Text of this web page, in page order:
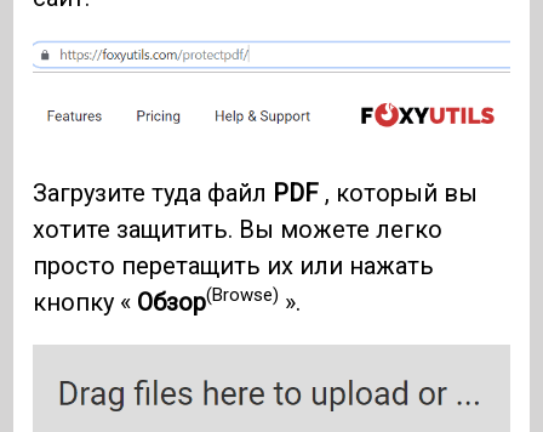
Загрузите туда файл PDF , который вы
хотите защитить. Вы можете легко
просто перетащить их или нажать
кнопку « Обзор(Browse) ».